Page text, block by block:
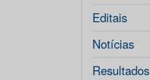
Editais
Notícias
Resultados